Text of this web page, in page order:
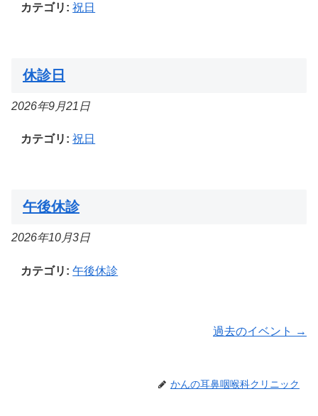
カテゴリ: 祝日
休診日
2026年9月21日
カテゴリ: 祝日
午後休診
2026年10月3日
カテゴリ: 午後休診
過去のイベント →
かんの耳鼻咽喉科クリニック